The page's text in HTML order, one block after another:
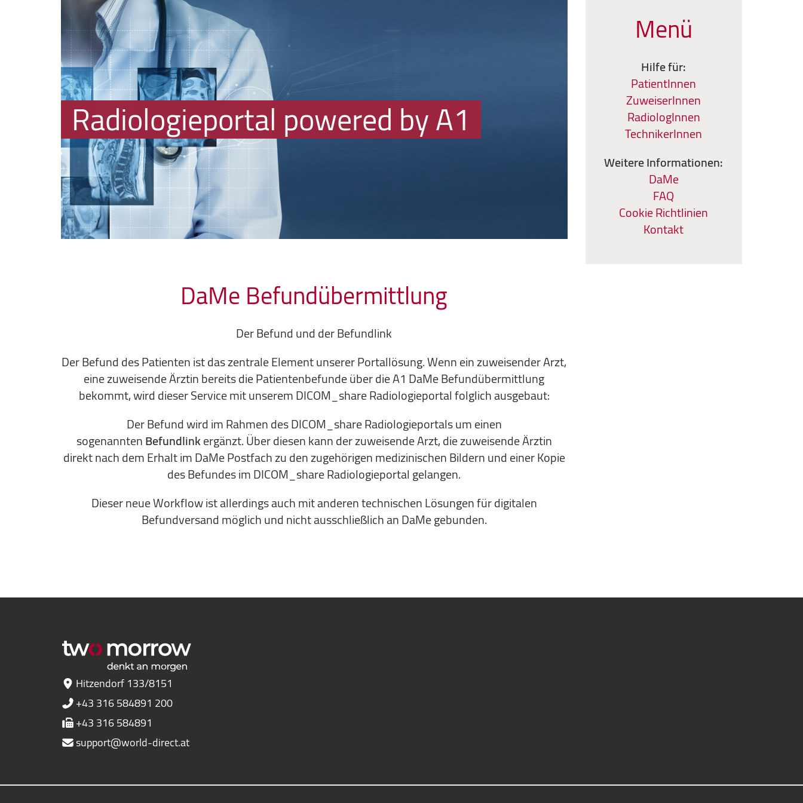
Radiologieportal powered by A1
DaMe Befundübermittlung
Der Befund und der Befundlink
Der Befund des Patienten ist das zentrale Element unserer Portallösung. Wenn ein zuweisender Arzt,
eine zuweisende Ärztin bereits die Patientenbefunde über die A1 DaMe Befundübermittlung
bekommt, wird dieser Service mit unserem DICOM_share Radiologieportal folglich ausgebaut:
Der Befund wird im Rahmen des DICOM_share Radiologieportals um einen
sogenanntenBefundlinkergänzt. Über diesen kann der zuweisende Arzt, die zuweisende Ärztin
direkt nach dem Erhalt im DaMe Postfach zu den zugehörigen medizinischen Bildern und einer Kopie
des Befundes im DICOM_share Radiologieportal gelangen.
Dieser neue Workflow ist allerdings auch mit anderen technischen Lösungen für digitalen
Befundversand möglich und nicht ausschließlich an DaMe gebunden.
Menü
Hilfe für:
PatientInnen
ZuweiserInnen
RadiologInnen
TechnikerInnen
Weitere Informationen:
DaMe
FAQ
Cookie Richtlinien
Kontakt
Hitzendorf 133/8151
+43 316 584891 200
+43 316 584891
support@world-direct.at